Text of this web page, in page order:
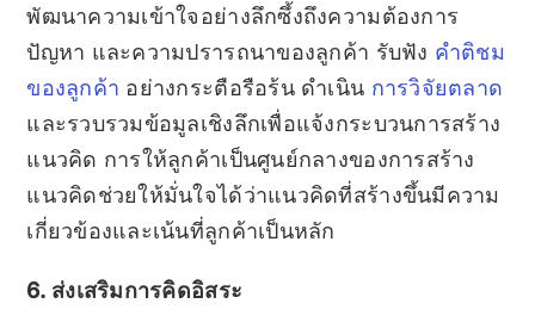
พัฒนาความเข้าใจอย่างลึกซึ้งถึงความต้องการ
ปัญหา และความปรารถนาของลูกค้า รับฟัง คำติชม
ของลูกค้า อย่างกระตือรือร้น ดำเนิน การวิจัยตลาด
และรวบรวมข้อมูลเชิงลึกเพื่อแจ้งกระบวนการสร้าง
แนวคิด การให้ลูกค้าเป็นศูนย์กลางของการสร้าง
แนวคิดช่วยให้มั่นใจได้ว่าแนวคิดที่สร้างขึ้นมีความ
เกี่ยวข้องและเน้นที่ลูกค้าเป็นหลัก
6. ส่งเสริมการคิดอิสระ